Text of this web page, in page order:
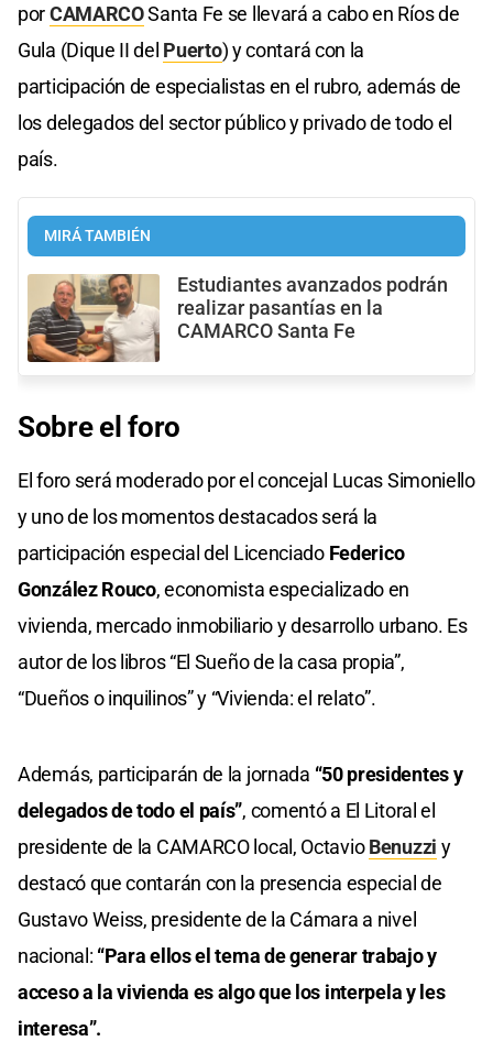
porCAMARCOSanta Fe se llevará a cabo en Ríos de
Gula (Dique II del Puerto) y contará con la
participación de especialistas en el rubro, además de
los delegados del sector público y privado de todo el
país.
MIRÁ TAMBIÉN
Estudiantes avanzados podrán
realizar pasantías en la
CAMARCO Santa Fe
Sobre el foro
El foro será moderado por el concejal Lucas Simoniello
y uno de los momentos destacados será la
participación especial del Licenciado Federico
González Rouco, economista especializado en
vivienda, mercado inmobiliario y desarrollo urbano. Es
autor de los libros “El Sueño de la casa propia”,
“Dueños o inquilinos” y “Vivienda: el relato”.
Además, participarán de la jornada “50 presidentes y
delegados de todo el país”, comentó a El Litoral el
presidente de la CAMARCO local, OctavioBenuzzi y
destacó que contarán con la presencia especial de
Gustavo Weiss, presidente de la Cámara a nivel
nacional: “Para ellos el tema de generar trabajo y
acceso a la vivienda es algo que los interpela y les
interesa”.